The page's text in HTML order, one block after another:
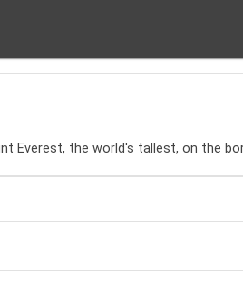
Everest, the world's tallest, on the